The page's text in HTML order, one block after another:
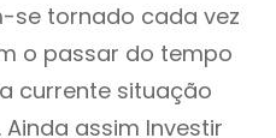
se tornado cada vez
o passar do tempo
currente situação
assim Investir